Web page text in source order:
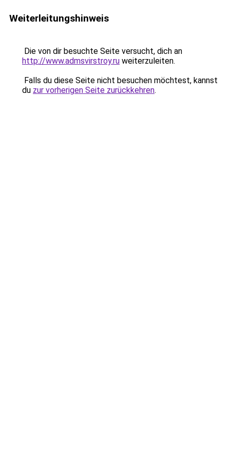
Weiterleitungshinweis
Die von dir besuchte Seite versucht, dich an
http://www.admsvirstroy.ru weiterzuleiten.
Falls du diese Seite nicht besuchen möchtest, kannst
du zur vorherigen Seite zurückkehren.